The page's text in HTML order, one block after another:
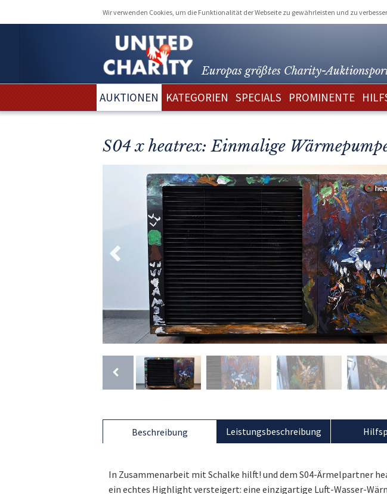
Wir verwenden Cookies, um die Funktionalität der Webseite zu gewährleisten und zu
Europas größtes Charity-
AUKTIONEN KATEGORIEN SPECIALS PROMINENTE
S04 x heatrex: Einmalige
Beschreibung
In Zusammenarbeit mit Schalke hilft! und dem S04-Ärmelpartner
ein echtes Highlight versteigert: eine einzigartige Luft-Wasser-
Leistungsbeschreibung